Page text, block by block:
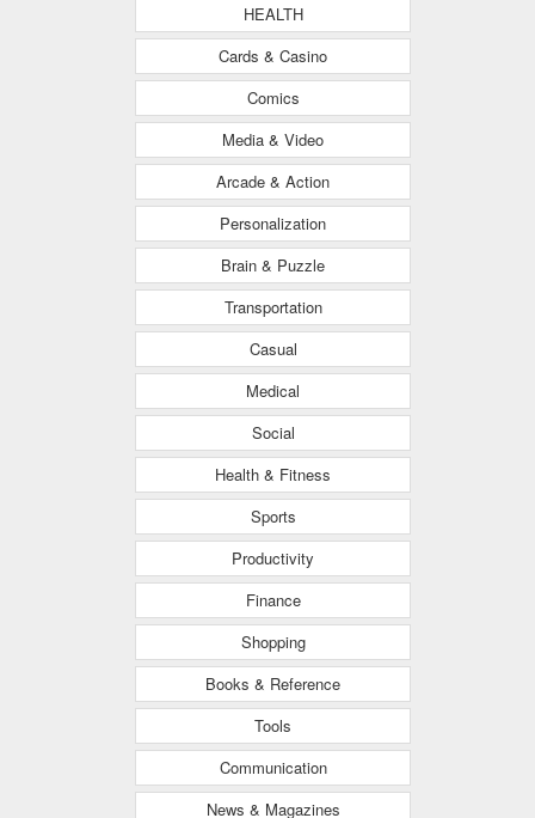
HEALTH
Cards & Casino
Comics
Media & Video
Arcade & Action
Personalization
Brain & Puzzle
Transportation
Casual
Medical
Social
Health & Fitness
Sports
Productivity
Finance
Shopping
Books & Reference
Tools
Communication
News & Magazines